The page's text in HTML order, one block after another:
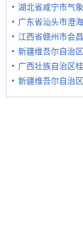
湖北省咸宁市气
广东省汕头市澄
江西省赣州市会
新疆维吾尔自治
广西壮族自治区
新疆维吾尔自治